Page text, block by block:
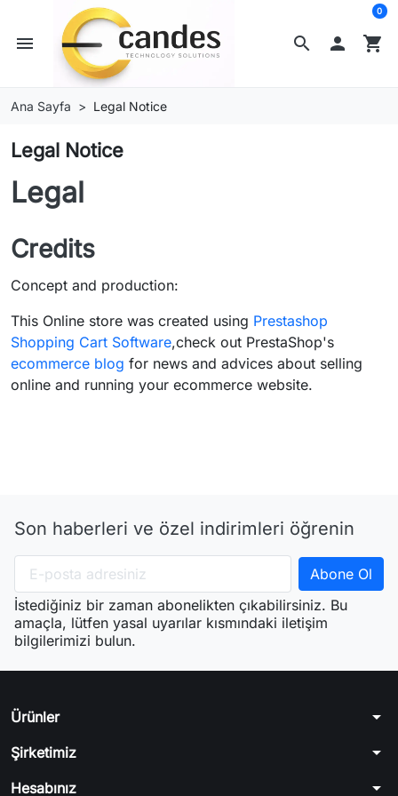
search
menu  shopping_cart
0
Ana Sayfa Legal Notice
Legal Notice
Legal
Credits
Concept and production:
This Online store was created using Prestashop
Shopping Cart Software,check out PrestaShop's
ecommerce blog for news and advices about selling
online and running your ecommerce website.
Son haberleri ve özel indirimleri öğrenin
İstediğiniz bir zaman abonelikten çıkabilirsiniz. Bu
amaçla, lütfen yasal uyarılar kısmındaki iletişim
bilgilerimizi bulun.
Ürünler arrow_drop_down
Şirketimiz arrow_drop_down
Hesabınız arrow_drop_down